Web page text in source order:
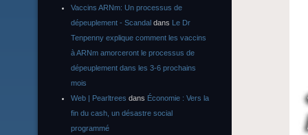
Vaccins ARNm: Un processus de
dépeuplement - Scandal dans Le Dr
Tenpenny explique comment les vaccins
à ARNm amorceront le processus de
dépeuplement dans les 3-6 prochains
mois
Web | Pearltrees dans Économie : Vers la
fin du cash, un désastre social
programmé